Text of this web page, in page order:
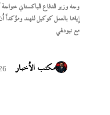
وجه وزير الدفاع الباكستاني
إياها بالعمل كوكيل للهند ومؤكداً
مع نيودلهي
مكتب الأخبار